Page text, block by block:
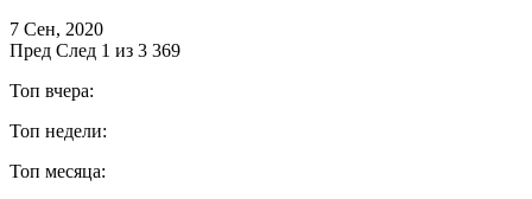
7 Сен, 2020
Пред След 1 из 3 369
Топ вчера:
Топ недели:
Топ месяца: